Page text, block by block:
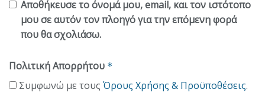
Αποθήκευσε το όνομά μου, email, και τον ιστότοπο
μου σε αυτόν τον πλοηγό για την επόμενη φορά
που θα σχολιάσω.
Πολιτική Απορρήτου *
Συμφωνώ με τους Όρους Χρήσης & Προϋποθέσεις.